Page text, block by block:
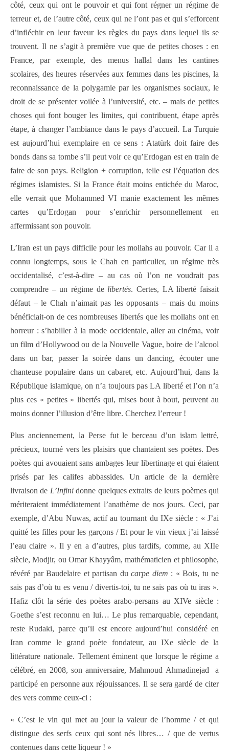
côté, ceux qui ont le pouvoir et qui font régner un régime de
terreur et, de l’autre côté, ceux qui ne l’ont pas et qui s’efforcent
d’infléchir en leur faveur les règles du pays dans lequel ils se
trouvent. Il ne s’agit à première vue que de petites choses : en
France, par exemple, des menus hallal dans les cantines
scolaires, des heures réservées aux femmes dans les piscines, la
reconnaissance de la polygamie par les organismes sociaux, le
droit de se présenter voilée à l’université, etc. – mais de petites
choses qui font bouger les limites, qui contribuent, étape après
étape, à changer l’ambiance dans le pays d’accueil. La Turquie
est aujourd’hui exemplaire en ce sens : Atatürk doit faire des
bonds dans sa tombe s’il peut voir ce qu’Erdogan est en train de
faire de son pays. Religion + corruption, telle est l’équation des
régimes islamistes. Si la France était moins entichée du Maroc,
elle verrait que Mohammed VI manie exactement les mêmes
cartes qu’Erdogan pour s’enrichir personnellement en
affermissant son pouvoir.
L’Iran est un pays difficile pour les mollahs au pouvoir. Car il a
connu longtemps, sous le Chah en particulier, un régime très
occidentalisé, c’est-à-dire – au cas où l’on ne voudrait pas
comprendre – un régime de libertés. Certes, LA liberté faisait
défaut – le Chah n’aimait pas les opposants – mais du moins
bénéficiait-on de ces nombreuses libertés que les mollahs ont en
horreur : s’habiller à la mode occidentale, aller au cinéma, voir
un film d’Hollywood ou de la Nouvelle Vague, boire de l’alcool
dans un bar, passer la soirée dans un dancing, écouter une
chanteuse populaire dans un cabaret, etc. Aujourd’hui, dans la
République islamique, on n’a toujours pas LA liberté et l’on n’a
plus ces « petites » libertés qui, mises bout à bout, peuvent au
moins donner l’illusion d’être libre. Cherchez l’erreur !
Plus anciennement, la Perse fut le berceau d’un islam lettré,
précieux, tourné vers les plaisirs que chantaient ses poètes. Des
poètes qui avouaient sans ambages leur libertinage et qui étaient
prisés par les califes abbassides. Un article de la dernière
livraison de L’Infinidonne quelques extraits de leurs poèmes qui
mériteraient immédiatement l’anathème de nos jours. Ceci, par
exemple, d’Abu Nuwas, actif au tournant du IXe siècle : « J’ai
quitté les filles pour les garçons / Et pour le vin vieux j’ai laissé
l’eau claire ». Il y en a d’autres, plus tardifs, comme, au XIIe
siècle, Modjir, ou Omar Khayyâm, mathématicien et philosophe,
révéré par Baudelaire et partisan du carpe diem : « Bois, tu ne
sais pas d’où tu es venu / divertis-toi, tu ne sais pas où tu iras ».
Hafiz clôt la série des poètes arabo-persans au XIVe siècle :
Goethe s’est reconnu en lui… Le plus remarquable, cependant,
reste Rudaki, parce qu’il est encore aujourd’hui considéré en
Iran comme le grand poète fondateur, au IXe siècle de la
littérature nationale. Tellement éminent que lorsque le régime a
célébré, en 2008, son anniversaire, Mahmoud Ahmadinejad a
participé en personne aux réjouissances. Il se sera gardé de citer
des vers comme ceux-ci :
« C’est le vin qui met au jour la valeur de l’homme / et qui
distingue des serfs ceux qui sont nés libres… / que de vertus
contenues dans cette liqueur ! »